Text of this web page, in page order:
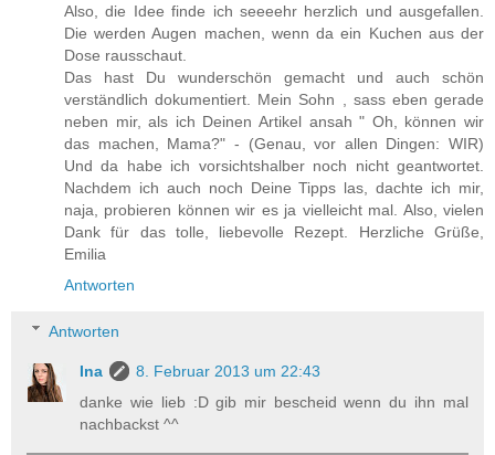
Also, die Idee finde ich seeeehr herzlich und ausgefallen.
Die werden Augen machen, wenn da ein Kuchen aus der
Dose rausschaut.
Das hast Du wunderschön gemacht und auch schön
verständlich dokumentiert. Mein Sohn , sass eben gerade
neben mir, als ich Deinen Artikel ansah " Oh, können wir
das machen, Mama?" - (Genau, vor allen Dingen: WIR)
Und da habe ich vorsichtshalber noch nicht geantwortet.
Nachdem ich auch noch Deine Tipps las, dachte ich mir,
naja, probieren können wir es ja vielleicht mal. Also, vielen
Dank für das tolle, liebevolle Rezept. Herzliche Grüße,
Emilia
Antworten
Antworten
Ina
8. Februar 2013 um 22:43
danke wie lieb :D gib mir bescheid wenn du ihn mal
nachbackst ^^